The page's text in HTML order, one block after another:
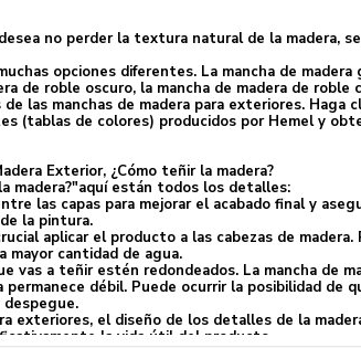
no perder la textura natural de la madera,
opciones diferentes. La mancha de madera
de roble oscuro, la mancha de madera de roble
las manchas de madera para exteriores. Haga
(tablas de colores) producidos por Hemel y
Exterior, ¿Cómo teñir la madera?
madera?"aquí están todos los detalles:
las capas para mejorar el acabado final y
la pintura.
aplicar el producto a las cabezas de
mayor cantidad de agua.
vas a teñir estén redondeados. La mancha de
débil. Puede ocurrir la posibilidad de
exteriores, el diseño de los detalles de la
la vida útil del producto.